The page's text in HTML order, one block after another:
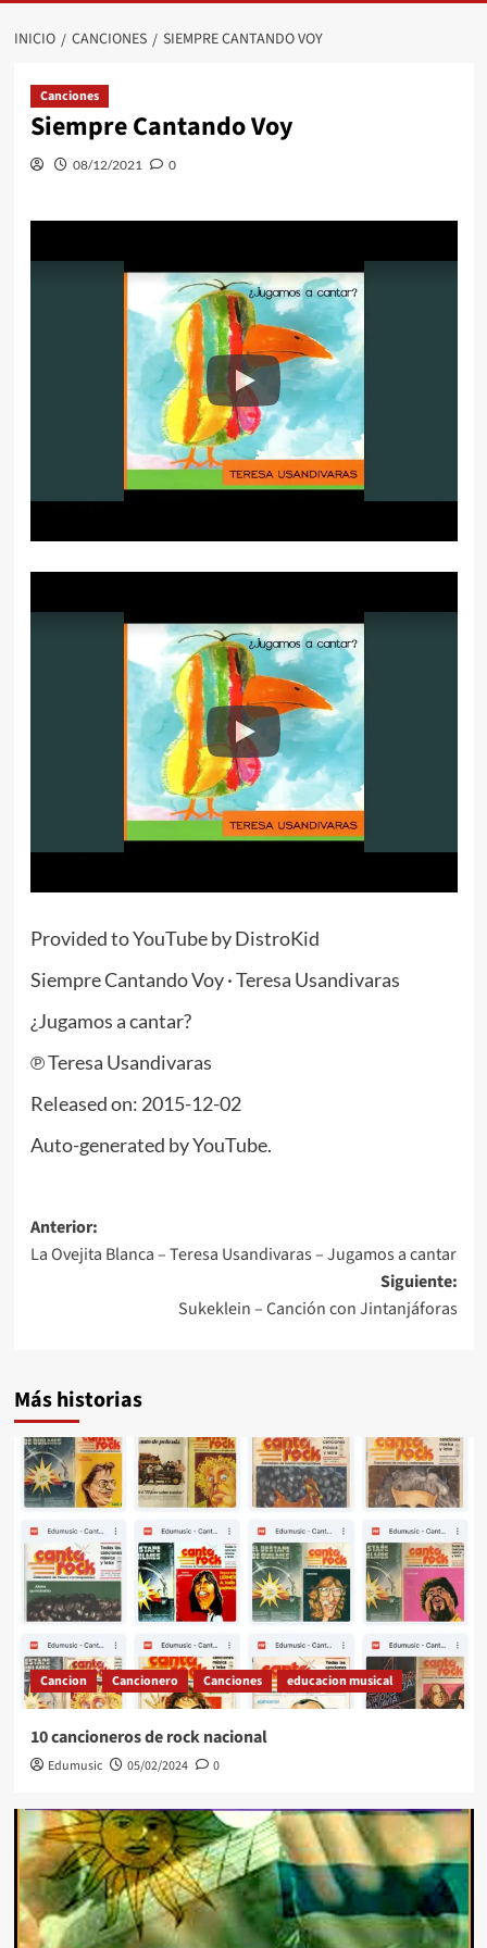
INICIO CANCIONES SIEMPRE CANTANDO VOY
Canciones
Siempre Cantando Voy
08/12/2021 0
Provided to YouTube by DistroKid
Siempre Cantando Voy · Teresa Usandivaras
¿Jugamos a cantar?
℗ Teresa Usandivaras
Released on: 2015-12-02
Auto-generated by YouTube.
Navegación
de
Anterior:
La Ovejita Blanca – Teresa Usandivaras – Jugamos a cantar
Siguiente:
Sukeklein – Canción con Jintanjáforas
Más historias
Cancion Cancionero Canciones educacion musical
10 cancioneros de rock nacional
Edumusic 05/02/2024 0